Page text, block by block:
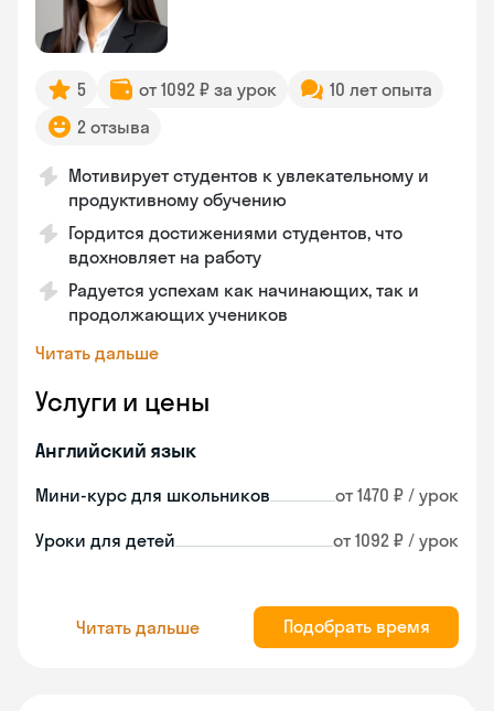
5 от 1092 ₽ за урок
10 лет опыта
2 отзыва
Мотивирует студентов к увлекательному и
продуктивному обучению
Гордится достижениями студентов, что
вдохновляет на работу
Радуется успехам как начинающих, так и
продолжающих учеников
Читать дальше
Услуги и цены
Английский язык
Мини-курс для школьников от 1470 ₽ / урок
Уроки для детей от 1092 ₽ / урок
Читать дальше Подобрать время